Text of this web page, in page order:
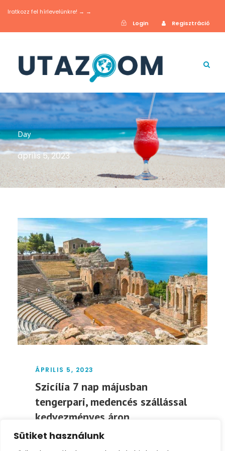
Sütiket használunk
Iratkozz fel hírlevelünkre! → →
Login
Regisztráció
Day
április 5, 2023
ÁPRILIS 5, 2023
Szicília 7 nap májusban
tengerpari, medencés szállással
kedvezményes áron
Időpont: május 4-11. Repülőjegy 2 fő részére